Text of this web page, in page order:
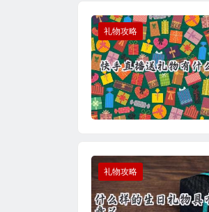
礼物攻略
礼物攻略